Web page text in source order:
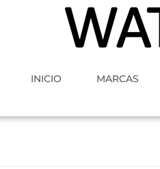
INICIO MARCAS